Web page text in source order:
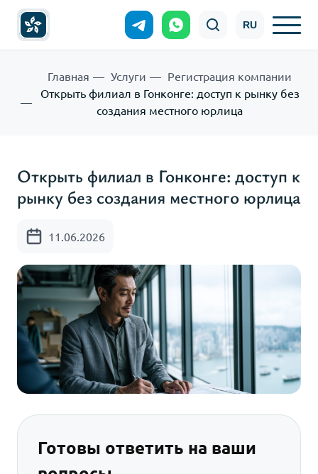
RU
Главная Услуги
Регистрация компании
Открыть филиал в Гонконге: доступ к рынку без
создания местного юрлица
Открыть филиал в Гонконге: доступ к
рынку без создания местного юрлица
11.06.2026
Готовы ответить на ваши